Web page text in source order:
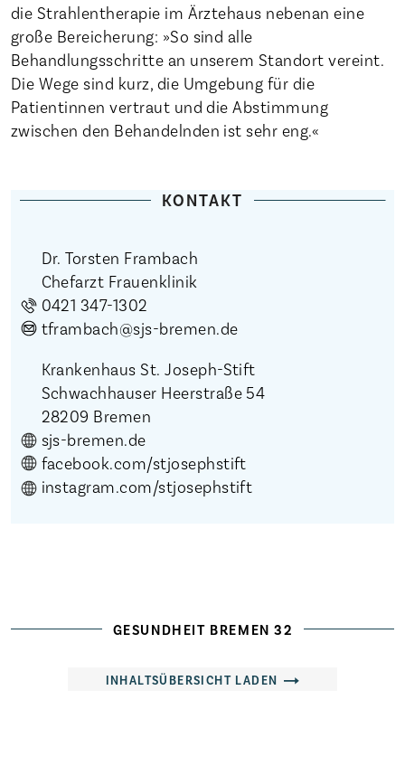
die Strahlentherapie im Ärztehaus nebenan eine
große Bereicherung: »So sind alle
Behandlungsschritte an unserem Standort vereint.
Die Wege sind kurz, die Umgebung für die
Patientinnen vertraut und die Abstimmung
zwischen den Behandelnden ist sehr eng.«
KONTAKT
Dr. Torsten Frambach
Chefarzt Frauenklinik
0421 347-1302
tframbach@sjs-bremen.de
Krankenhaus St. Joseph-Stift
Schwachhauser Heerstraße 54
28209 Bremen
sjs-bremen.de
facebook.com/stjosephstift
instagram.com/stjosephstift
GESUNDHEIT BREMEN 32
INHALTSÜBERSICHT LADEN
Magazin